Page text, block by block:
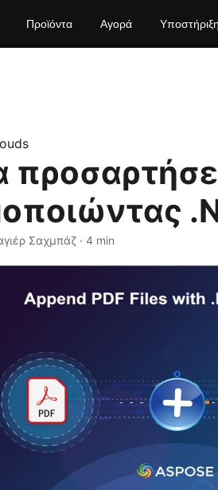
Προϊόντα Αγορά Υποστήριξη
Σαχμπάζ · 4 min